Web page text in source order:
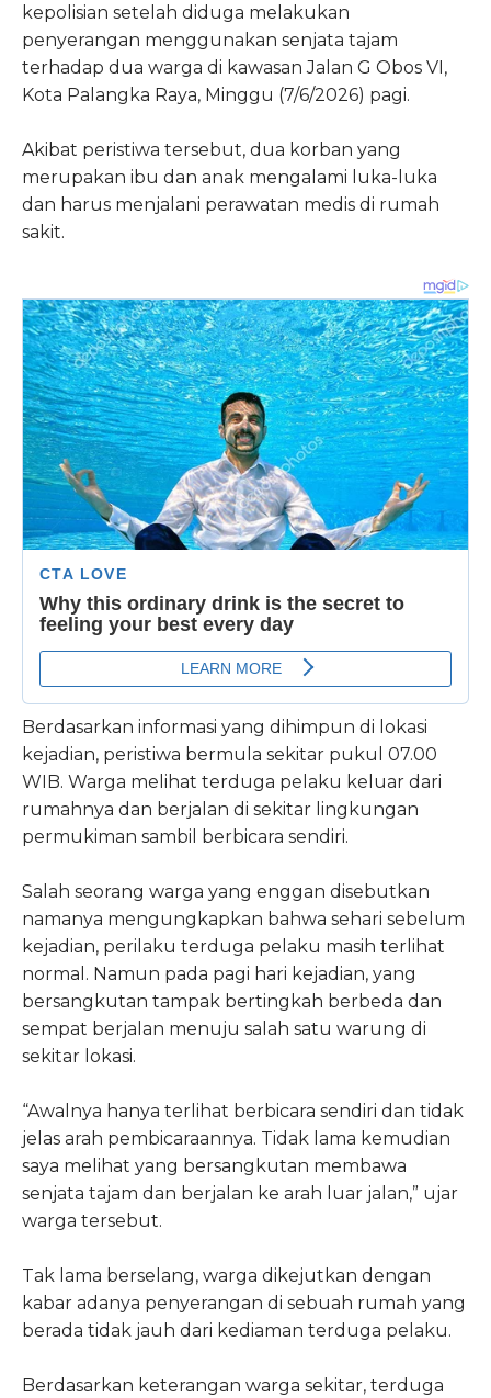
kepolisian setelah diduga melakukan
penyerangan menggunakan senjata tajam
terhadap dua warga di kawasan Jalan G Obos VI,
Kota Palangka Raya, Minggu (7/6/2026) pagi.
Akibat peristiwa tersebut, dua korban yang
merupakan ibu dan anak mengalami luka-luka
dan harus menjalani perawatan medis di rumah
sakit.
Berdasarkan informasi yang dihimpun di lokasi
kejadian, peristiwa bermula sekitar pukul 07.00
WIB. Warga melihat terduga pelaku keluar dari
rumahnya dan berjalan di sekitar lingkungan
permukiman sambil berbicara sendiri.
Salah seorang warga yang enggan disebutkan
namanya mengungkapkan bahwa sehari sebelum
kejadian, perilaku terduga pelaku masih terlihat
normal. Namun pada pagi hari kejadian, yang
bersangkutan tampak bertingkah berbeda dan
sempat berjalan menuju salah satu warung di
sekitar lokasi.
“Awalnya hanya terlihat berbicara sendiri dan tidak
jelas arah pembicaraannya. Tidak lama kemudian
saya melihat yang bersangkutan membawa
senjata tajam dan berjalan ke arah luar jalan,” ujar
warga tersebut.
Tak lama berselang, warga dikejutkan dengan
kabar adanya penyerangan di sebuah rumah yang
berada tidak jauh dari kediaman terduga pelaku.
Berdasarkan keterangan warga sekitar, terduga